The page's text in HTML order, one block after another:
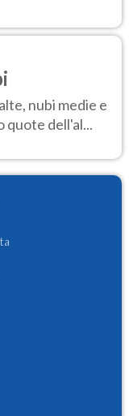
nubi medie e
quote dell'al...